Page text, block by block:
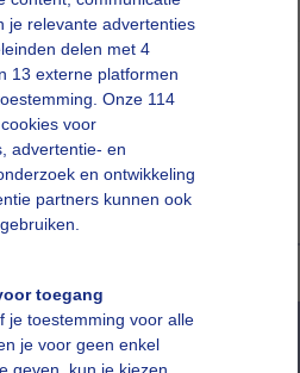
je relevante advertenties
delen met 4
13 externe platformen
Onze 114
voor
advertentie- en
en ontwikkeling
partners kunnen ook
toegang
je toestemming voor alle
je voor geen enkel
Mijn weer